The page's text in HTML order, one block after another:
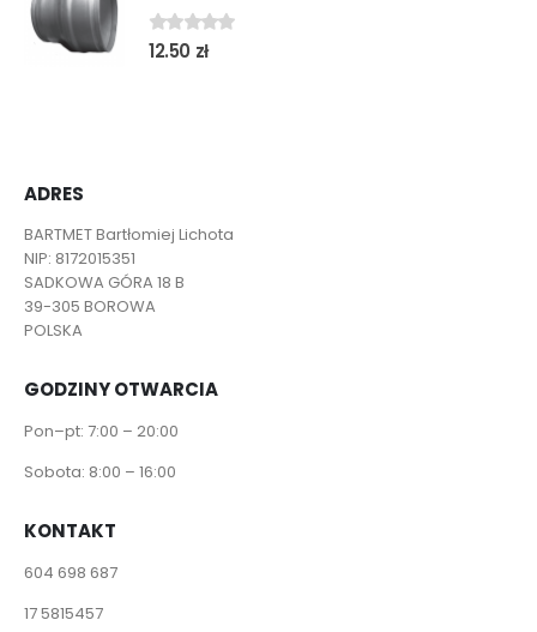
0out of 5
12.50 zł
ADRES
BARTMET Bartłomiej Lichota
NIP: 8172015351
SADKOWA GÓRA 18 B
39-305 BOROWA
POLSKA
GODZINY OTWARCIA
Pon–pt: 7:00 – 20:00
Sobota: 8:00 – 16:00
KONTAKT
604 698 687
17 5815457